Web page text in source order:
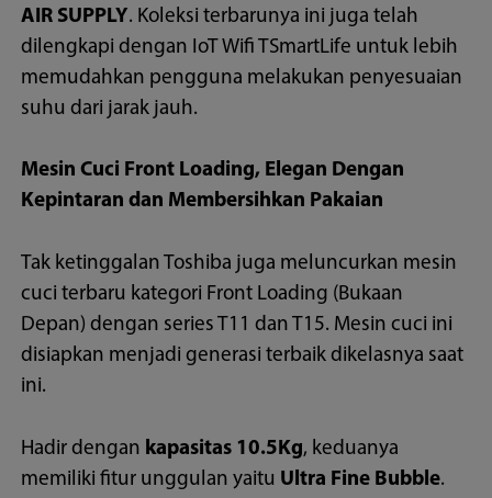
AIR SUPPLY. Koleksi terbarunya ini juga telah
dilengkapi dengan IoT Wifi TSmartLife untuk lebih
memudahkan pengguna melakukan penyesuaian
suhu dari jarak jauh.
Mesin Cuci Front Loading, Elegan Dengan
Kepintaran dan Membersihkan Pakaian
Tak ketinggalan Toshiba juga meluncurkan mesin
cuci terbaru kategori Front Loading (Bukaan
Depan) dengan series T11 dan T15. Mesin cuci ini
disiapkan menjadi generasi terbaik dikelasnya saat
ini.
Hadir dengan kapasitas 10.5Kg, keduanya
memiliki fitur unggulan yaitu Ultra Fine Bubble.